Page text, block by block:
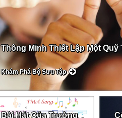
Thông Minh Thiết Lập Một Quỹ
Khám Phá Bộ Sưu Tập
Bài Hát Của Trường